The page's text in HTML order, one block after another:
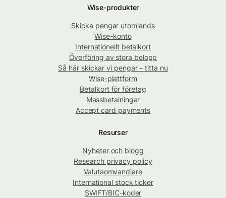
Wise-produkter
Skicka pengar utomlands
Wise-konto
Internationellt betalkort
Överföring av stora belopp
Så här skickar vi pengar – titta nu
Wise-plattform
Betalkort för företag
Massbetalningar
Accept card payments
Resurser
Nyheter och blogg
Research privacy policy
Valutaomvandlare
International stock ticker
SWIFT/BIC-koder